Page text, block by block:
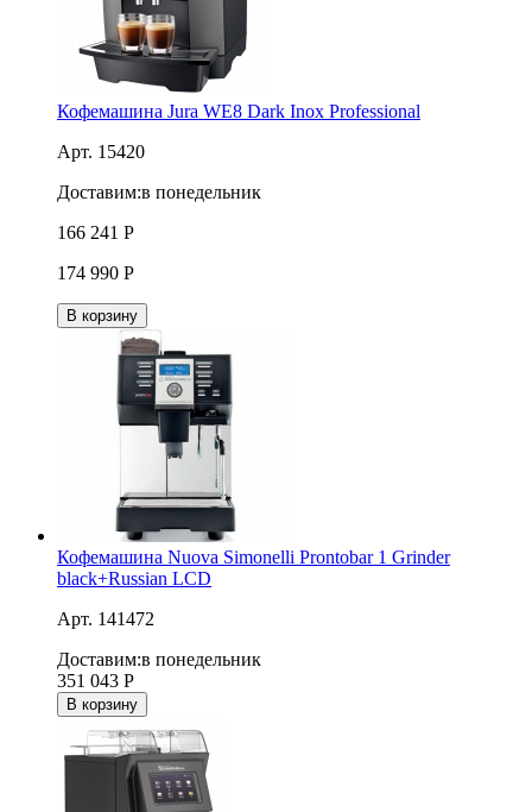
Кофемашина Jura WE8 Dark Inox Professional
Арт. 15420
Доставим:в понедельник
166 241 Р
174 990 Р
В корзину
Кофемашина Nuova Simonelli Prontobar 1 Grinder
black+Russian LCD
Арт. 141472
Доставим:в понедельник
351 043 Р
В корзину